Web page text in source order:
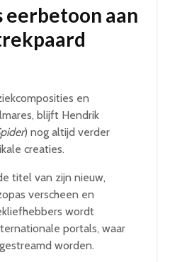
eerbetoon aan
en
blijft Hendrik
) nog altijd verder
creaties.
titel van zijn nieuw,
verscheen en
wordt
portals, waar
worden.